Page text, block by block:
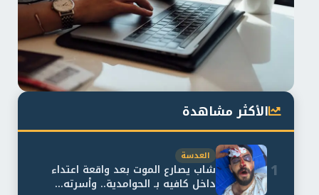
الأكثر مشاهدة
1
العدسة
شاب يصارع الموت بعد واقعة اعتداء
داخل كافيه بـ الحوامدية.. وأسرته...